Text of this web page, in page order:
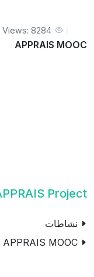
Views: 8284
APPRAIS MOOC
Project
نشاطات
APPRAIS MOOC